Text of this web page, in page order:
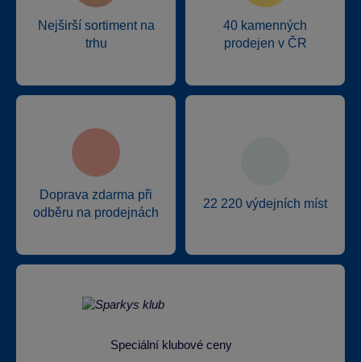
Nejširší sortiment na
trhu
40 kamenných
prodejen v ČR
Doprava zdarma při
odběru na prodejnách
22 220 výdejních míst
Speciální klubové ceny